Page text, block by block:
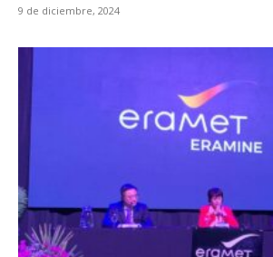
9 de diciembre, 2024